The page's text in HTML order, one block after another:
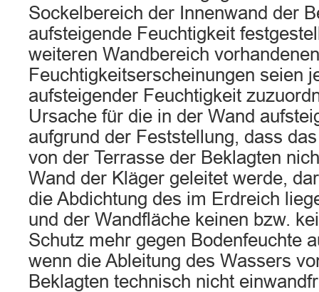
Sockelbereich der Innenwand der
aufsteigende Feuchtigkeit
weiteren Wandbereich vorhandenen
Feuchtigkeitserscheinungen seien
aufsteigender Feuchtigkeit
Ursache für die in der Wand
aufgrund der Feststellung, dass
von der Terrasse der Beklagten
Wand der Kläger geleitet werde,
die Abdichtung des im Erdreich
und der Wandfläche keinen bzw.
Schutz mehr gegen Bodenfeuchte
wenn die Ableitung des Wassers
Beklagten technisch nicht